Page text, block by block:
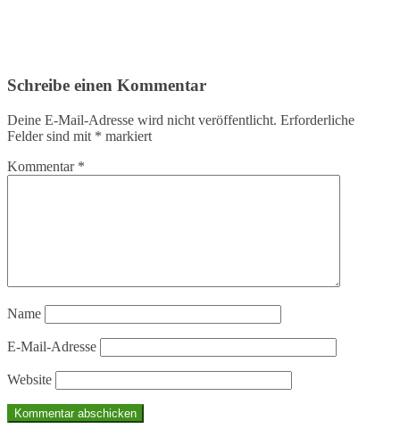
Schreibe einen Kommentar
Deine E-Mail-Adresse wird nicht veröffentlicht. Erforderliche
Felder sind mit * markiert
Kommentar *
Name
E-Mail-Adresse
Website